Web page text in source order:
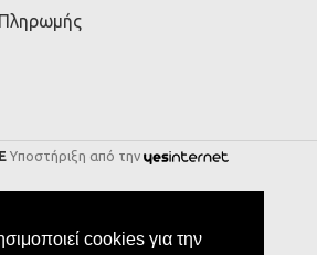
cookies για την
Υποστήριξη από την